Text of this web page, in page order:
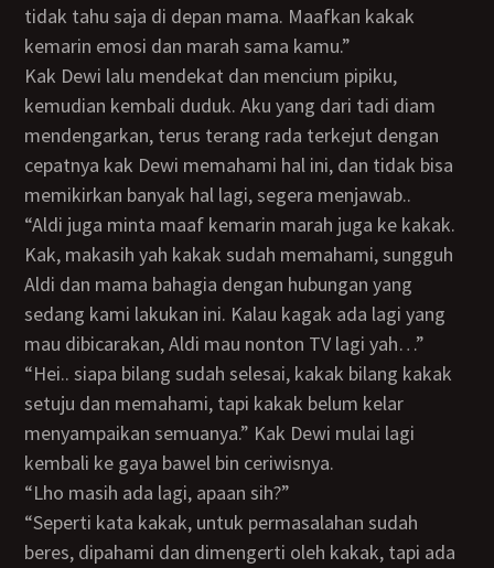
tidak tahu saja di depan mama. Maafkan kakak
kemarin emosi dan marah sama kamu.”
Kak Dewi lalu mendekat dan mencium pipiku,
kemudian kembali duduk. Aku yang dari tadi diam
mendengarkan, terus terang rada terkejut dengan
cepatnya kak Dewi memahami hal ini, dan tidak bisa
memikirkan banyak hal lagi, segera menjawab..
“Aldi juga minta maaf kemarin marah juga ke kakak.
Kak, makasih yah kakak sudah memahami, sungguh
Aldi dan mama bahagia dengan hubungan yang
sedang kami lakukan ini. Kalau kagak ada lagi yang
mau dibicarakan, Aldi mau nonton TV lagi yah…”
“Hei.. siapa bilang sudah selesai, kakak bilang kakak
setuju dan memahami, tapi kakak belum kelar
menyampaikan semuanya.” Kak Dewi mulai lagi
kembali ke gaya bawel bin ceriwisnya.
“Lho masih ada lagi, apaan sih?”
“Seperti kata kakak, untuk permasalahan sudah
beres, dipahami dan dimengerti oleh kakak, tapi ada